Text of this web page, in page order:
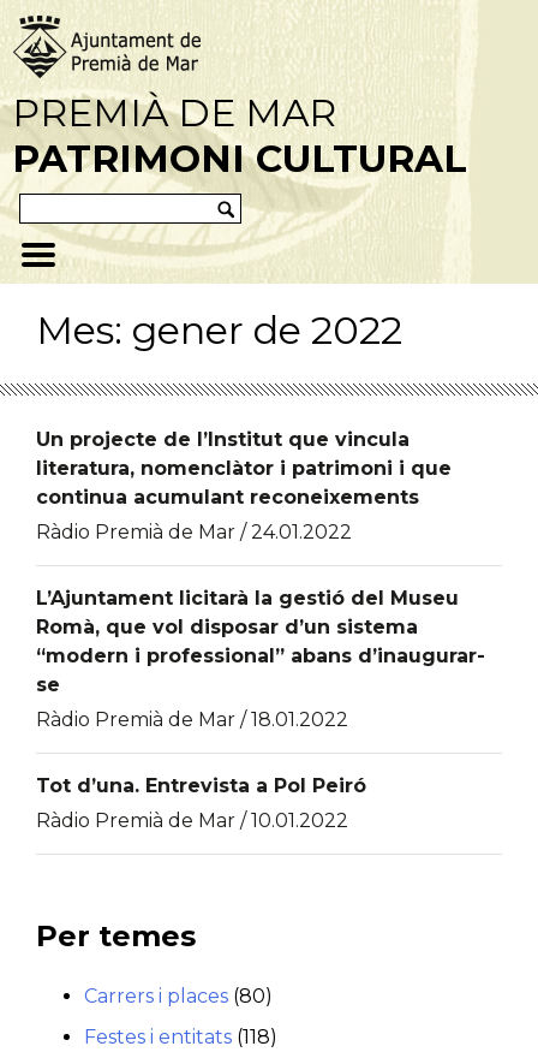
PREMIÀ DE MAR
PATRIMONI CULTURAL
Mes: gener de 2022
Un projecte de l’Institut que vincula
literatura, nomenclàtor i patrimoni i que
continua acumulant reconeixements
Ràdio Premià de Mar / 24.01.2022
L’Ajuntament licitarà la gestió del Museu
Romà, que vol disposar d’un sistema
“modern i professional” abans d’inaugurar-
se
Ràdio Premià de Mar / 18.01.2022
Tot d’una. Entrevista a Pol Peiró
Ràdio Premià de Mar / 10.01.2022
Per temes
Carrers i places (80)
Festes i entitats (118)